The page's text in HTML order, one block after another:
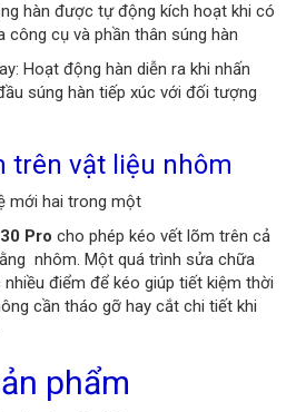
hàn được tự động kích hoạt khi có
cụ và phần thân súng hàn
Hoạt động hàn diễn ra khi nhấn
súng hàn tiếp xúc với đối tượng
trên vật liệu nhôm
mới hai trong một
Pro cho phép kéo vết lõm trên cả
nhôm. Một quá trình sửa chữa
điểm để kéo giúp tiết kiệm thời
cần tháo gỡ hay cắt chi tiết khi
phẩm